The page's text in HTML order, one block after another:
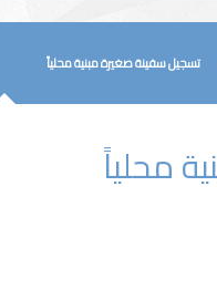
تسجيل سفينة صغيرة مبنية محلياً
محلياً